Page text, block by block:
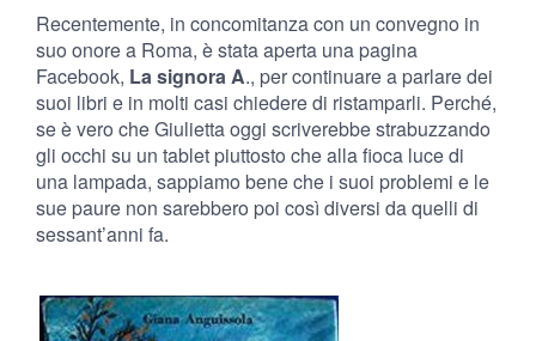
Recentemente, in concomitanza con un convegno in
suo onore a Roma, è stata aperta una pagina
Facebook, La signora A., per continuare a parlare dei
suoi libri e in molti casi chiedere di ristamparli. Perché,
se è vero che Giulietta oggi scriverebbe strabuzzando
gli occhi su un tablet piuttosto che alla fioca luce di
una lampada, sappiamo bene che i suoi problemi e le
sue paure non sarebbero poi così diversi da quelli di
sessant’anni fa.